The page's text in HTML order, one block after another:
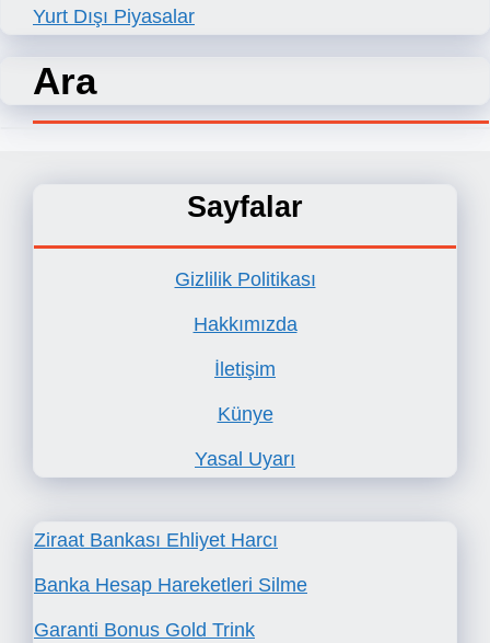
Yurt Dışı Piyasalar
Ara
Sayfalar
Gizlilik Politikası
Hakkımızda
İletişim
Künye
Yasal Uyarı
Ziraat Bankası Ehliyet Harcı
Banka Hesap Hareketleri Silme
Garanti Bonus Gold Trink